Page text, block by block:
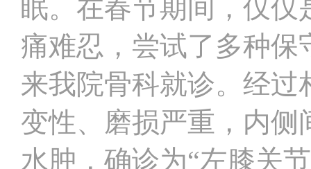
眠。在春节期间，仅仅
痛难忍，尝试了多种
来我院骨科就诊。经
变性、磨损严重，内
水肿，确诊为“左膝关